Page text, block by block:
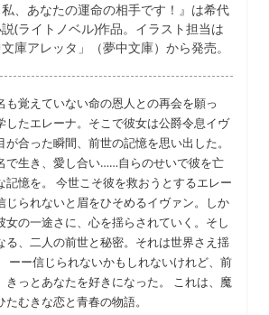
私、あなたの運命の相手です！』は希代
(ライトノベル)作品。イラスト担当は
庫アレッタ」（夢中文庫）から発売。
も覚えていない命の恩人との再会を願っ
したエレーナ。そこで彼女は公爵令息イヴ
が合った瞬間、前世の記憶を思い出した。
で生き、愛し合い……自らのせいで彼を亡
記憶を。 今世こそ彼を救おうとするエレー
じられないと眉をひそめるイヴァン。しか
女の一途さに、心を揺らされていく。そし
る、二人の前世と秘密。それは世界さえ揺
ーー信じられないかもしれないけれど、前
きっとあなたを好きになった。 これは、魔
むきな恋と青春の物語。